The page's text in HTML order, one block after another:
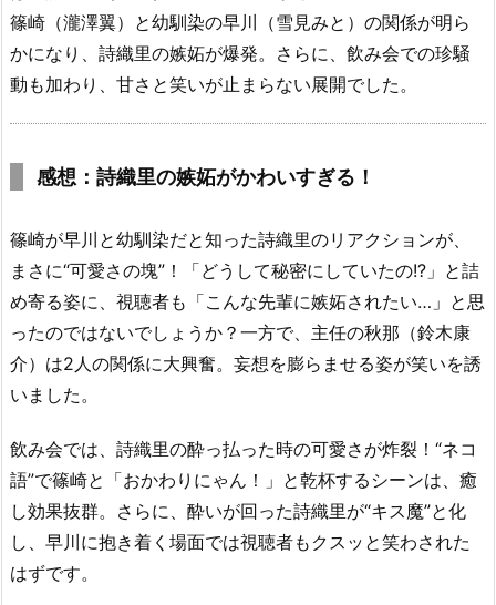
篠崎（瀧澤翼）と幼馴染の早川（雪見みと）の関係が明ら
かになり、詩織里の嫉妬が爆発。さらに、飲み会での珍騒
動も加わり、甘さと笑いが止まらない展開でした。
感想：詩織里の嫉妬がかわいすぎる！
篠崎が早川と幼馴染だと知った詩織里のリアクションが、
まさに“可愛さの塊”！「どうして秘密にしていたの!?」と詰
め寄る姿に、視聴者も「こんな先輩に嫉妬されたい…」と思
ったのではないでしょうか？一方で、主任の秋那（鈴木康
介）は2人の関係に大興奮。妄想を膨らませる姿が笑いを誘
いました。
飲み会では、詩織里の酔っ払った時の可愛さが炸裂！“ネコ
語”で篠崎と「おかわりにゃん！」と乾杯するシーンは、癒
し効果抜群。さらに、酔いが回った詩織里が“キス魔”と化
し、早川に抱き着く場面では視聴者もクスッと笑わされた
はずです。